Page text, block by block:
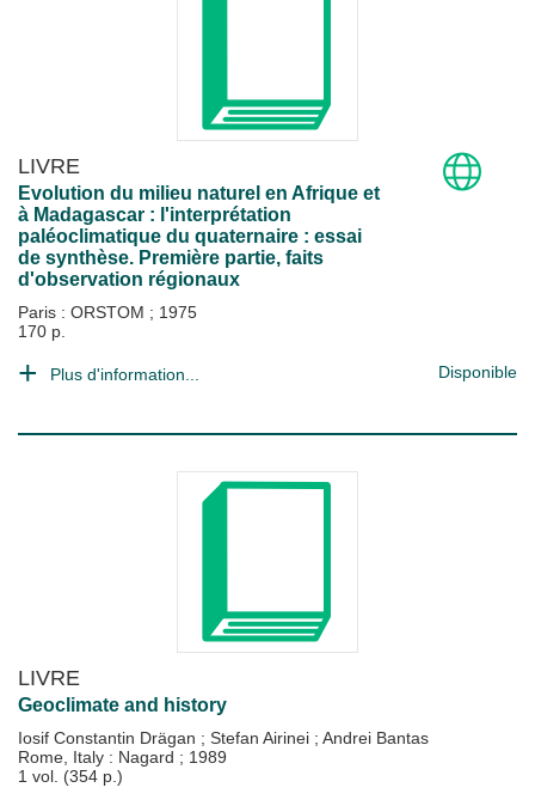
LIVRE
Evolution du milieu naturel en Afrique et
à Madagascar : l'interprétation
paléoclimatique du quaternaire : essai
de synthèse. Première partie, faits
d'observation régionaux
Paris : ORSTOM ; 1975
170 p.
Plus d'information... Disponible
LIVRE
Geoclimate and history
Iosif Constantin Drägan ; Stefan Airinei ; Andrei Bantas
Rome, Italy : Nagard ; 1989
1 vol. (354 p.)